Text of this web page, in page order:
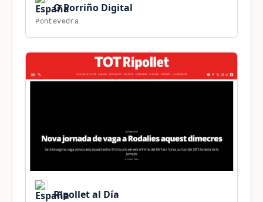
O Porriño Digital
Pontevedra
Ripollet al Día